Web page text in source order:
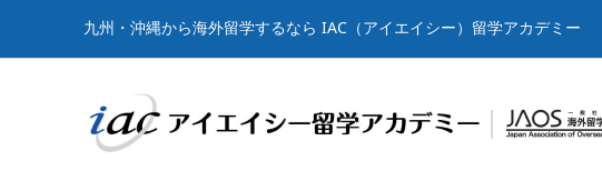
九州・沖縄から海外留学するなら IAC（アイエイシー）留学アカデミー